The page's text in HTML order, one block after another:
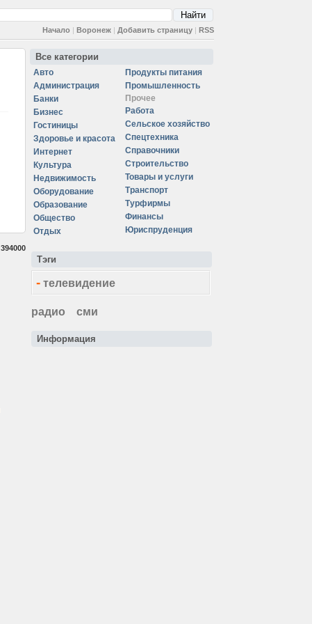
Начало | Воронеж | Добавить страницу | RSS
394000
Все категории
Авто
Администрация
Банки
Бизнес
Гостиницы
Здоровье и красота
Интернет
Культура
Недвижимость
Оборудование
Образование
Общество
Отдых
Продукты питания
Промышленность
Прочее
Работа
Сельское хозяйство
Спецтехника
Справочники
Строительство
Товары и услуги
Транспорт
Турфирмы
Финансы
Юриспруденция
Тэги
- телевидение
радио сми
Информация